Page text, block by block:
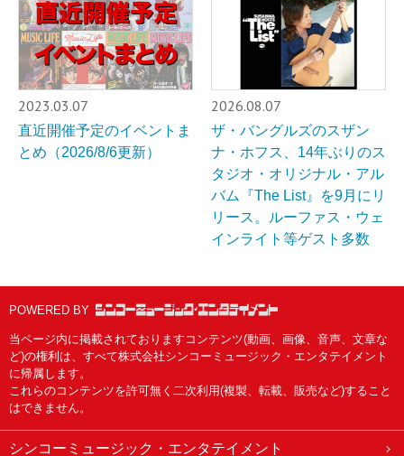
2023.03.07
直近開催予定のイベントま
とめ（2026/8/6更新）
2026.08.07
ザ・バングルズのスザン
ナ・ホフス、14年ぶりのス
タジオ・オリジナル・アル
バム『The List』を9月にリ
リース。ルーファス・ウェ
インライト等ゲスト多数
POWERED BY
当ページ内に掲載されておりますコンテンツ(動画、画像、音声、文章な
ど)の権利は、すべて株式会社シンコーミュージック・エンタテイメント
に帰属します。
これらのコンテンツを許可無く二次利用(複製、転載、販売など)すること
はできません。
シンコーミュージック・エンタテイメント